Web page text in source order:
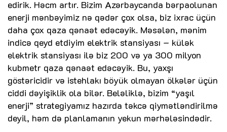
edirik. Həcm artır. Bizim Azərbaycanda bərpaolunan
enerji mənbəyimiz nə qədər çox olsa, biz ixrac üçün
daha çox qaza qənaət edəcəyik. Məsələn, mənim
indicə qeyd etdiyim elektrik stansiyası – külək
elektrik stansiyası ilə biz 200 və ya 300 milyon
kubmetr qaza qənaət edəcəyik. Bu, yaxşı
göstəricidir və istehlakı böyük olmayan ölkələr üçün
ciddi dəyişiklik ola bilər. Beləliklə, bizim “yaşıl
enerji” strategiyamız hazırda təkcə qiymətləndirilmə
deyil, həm də planlamanın yekun mərhələsindədir.